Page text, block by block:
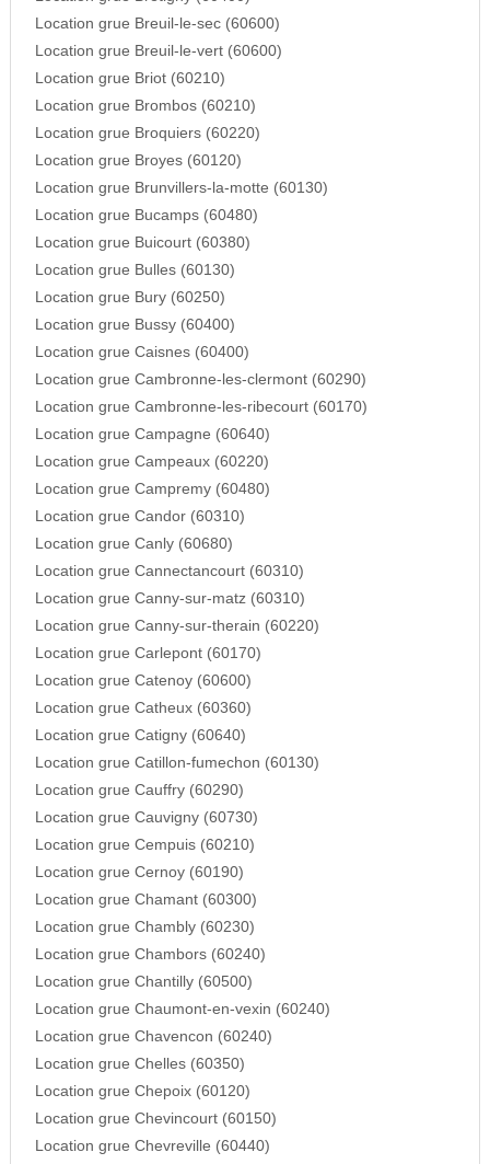
Location grue Breuil-le-sec (60600)
Location grue Breuil-le-vert (60600)
Location grue Briot (60210)
Location grue Brombos (60210)
Location grue Broquiers (60220)
Location grue Broyes (60120)
Location grue Brunvillers-la-motte (60130)
Location grue Bucamps (60480)
Location grue Buicourt (60380)
Location grue Bulles (60130)
Location grue Bury (60250)
Location grue Bussy (60400)
Location grue Caisnes (60400)
Location grue Cambronne-les-clermont (60290)
Location grue Cambronne-les-ribecourt (60170)
Location grue Campagne (60640)
Location grue Campeaux (60220)
Location grue Campremy (60480)
Location grue Candor (60310)
Location grue Canly (60680)
Location grue Cannectancourt (60310)
Location grue Canny-sur-matz (60310)
Location grue Canny-sur-therain (60220)
Location grue Carlepont (60170)
Location grue Catenoy (60600)
Location grue Catheux (60360)
Location grue Catigny (60640)
Location grue Catillon-fumechon (60130)
Location grue Cauffry (60290)
Location grue Cauvigny (60730)
Location grue Cempuis (60210)
Location grue Cernoy (60190)
Location grue Chamant (60300)
Location grue Chambly (60230)
Location grue Chambors (60240)
Location grue Chantilly (60500)
Location grue Chaumont-en-vexin (60240)
Location grue Chavencon (60240)
Location grue Chelles (60350)
Location grue Chepoix (60120)
Location grue Chevincourt (60150)
Location grue Chevreville (60440)